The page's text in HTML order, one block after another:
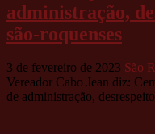
administração,
são-roquenses
3 de fevereiro de 2023 São
Vereador Cabo Jean diz:
de administração,